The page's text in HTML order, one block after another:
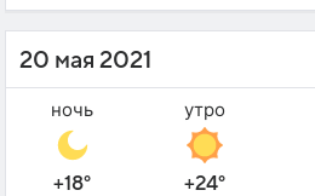
20 мая 2021
ночь
+18°
утро
+24°